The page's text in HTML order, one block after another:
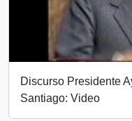
Discurso Presidente
Santiago: Video